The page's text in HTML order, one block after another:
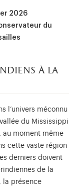
2026
du
à la
l’univers méconnu
du Mississippi
au moment même
cette vaste région
derniers doivent
de la
la présence